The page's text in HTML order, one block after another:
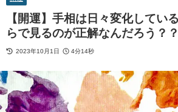
【開運】手相は日々変化してい
らで見るのが正解なんだろう？？
2023年10月1日 4分14秒